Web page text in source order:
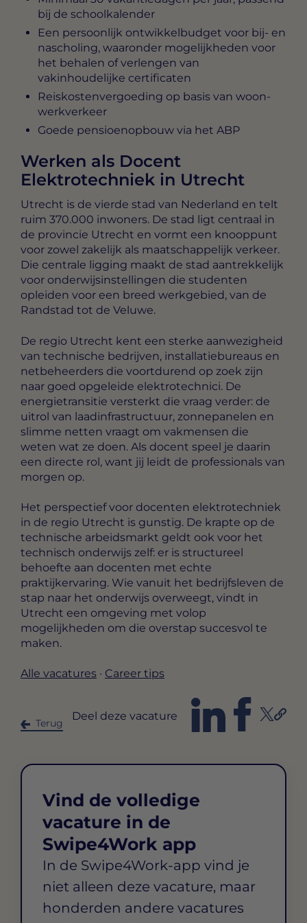
bij de schoolkalender
Een persoonlijk ontwikkelbudget voor bij- en
nascholing, waaronder mogelijkheden voor
het behalen of verlengen van
vakinhoudelijke certificaten
Reiskostenvergoeding op basis van woon-
werkverkeer
Goede pensioenopbouw via het ABP
Werken als Docent
Elektrotechniek in Utrecht
Utrecht is de vierde stad van Nederland en telt
ruim 370.000 inwoners. De stad ligt centraal in
de provincie Utrecht en vormt een knooppunt
voor zowel zakelijk als maatschappelijk verkeer.
Die centrale ligging maakt de stad aantrekkelijk
voor onderwijsinstellingen die studenten
opleiden voor een breed werkgebied, van de
Randstad tot de Veluwe.
De regio Utrecht kent een sterke aanwezigheid
van technische bedrijven, installatiebureaus en
netbeheerders die voortdurend op zoek zijn
naar goed opgeleide elektrotechnici. De
energietransitie versterkt die vraag verder: de
uitrol van laadinfrastructuur, zonnepanelen en
slimme netten vraagt om vakmensen die
weten wat ze doen. Als docent speel je daarin
een directe rol, want jij leidt de professionals van
morgen op.
Het perspectief voor docenten elektrotechniek
in de regio Utrecht is gunstig. De krapte op de
technische arbeidsmarkt geldt ook voor het
technisch onderwijs zelf: er is structureel
behoefte aan docenten met echte
praktijkervaring. Wie vanuit het bedrijfsleven de
stap naar het onderwijs overweegt, vindt in
Utrecht een omgeving met volop
mogelijkheden om die overstap succesvol te
maken.
Alle vacatures · Career tips
Terug
Deel deze vacature
Vind de volledige
vacature in de
Swipe4Work app
In de Swipe4Work-app vind je
niet alleen deze vacature, maar
honderden andere vacatures